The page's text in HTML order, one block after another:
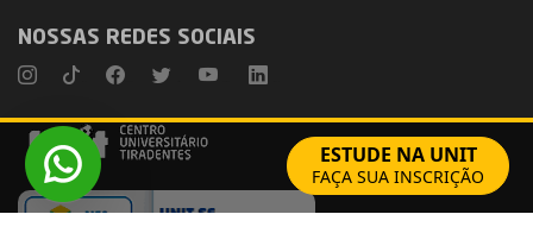
ESTUDE NA UNIT
FAÇA SUA INSCRIÇÃO
NOSSAS REDES SOCIAIS